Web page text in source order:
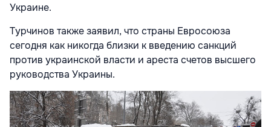
Украине.
Турчинов также заявил, что страны Евросоюза
сегодня как никогда близки к введению санкций
против украинской власти и ареста счетов высшего
руководства Украины.